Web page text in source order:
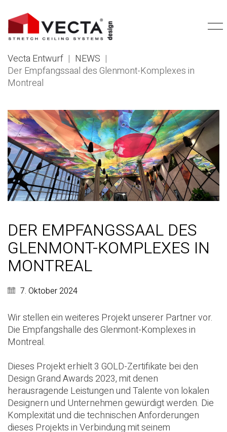
Vecta Entwurf | NEWS |
Der Empfangssaal des Glenmont-Komplexes in
Montreal
DER EMPFANGSSAAL DES
GLENMONT-KOMPLEXES IN
MONTREAL
7. Oktober 2024
Wir stellen ein weiteres Projekt unserer Partner vor.
Die Empfangshalle des Glenmont-Komplexes in
Montreal.
Dieses Projekt erhielt 3 GOLD-Zertifikate bei den
Design Grand Awards 2023, mit denen
herausragende Leistungen und Talente von lokalen
Designern und Unternehmen gewürdigt werden. Die
Komplexität und die technischen Anforderungen
dieses Projekts in Verbindung mit seinem